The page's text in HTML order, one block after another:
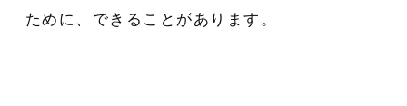
ために、できることがあります。